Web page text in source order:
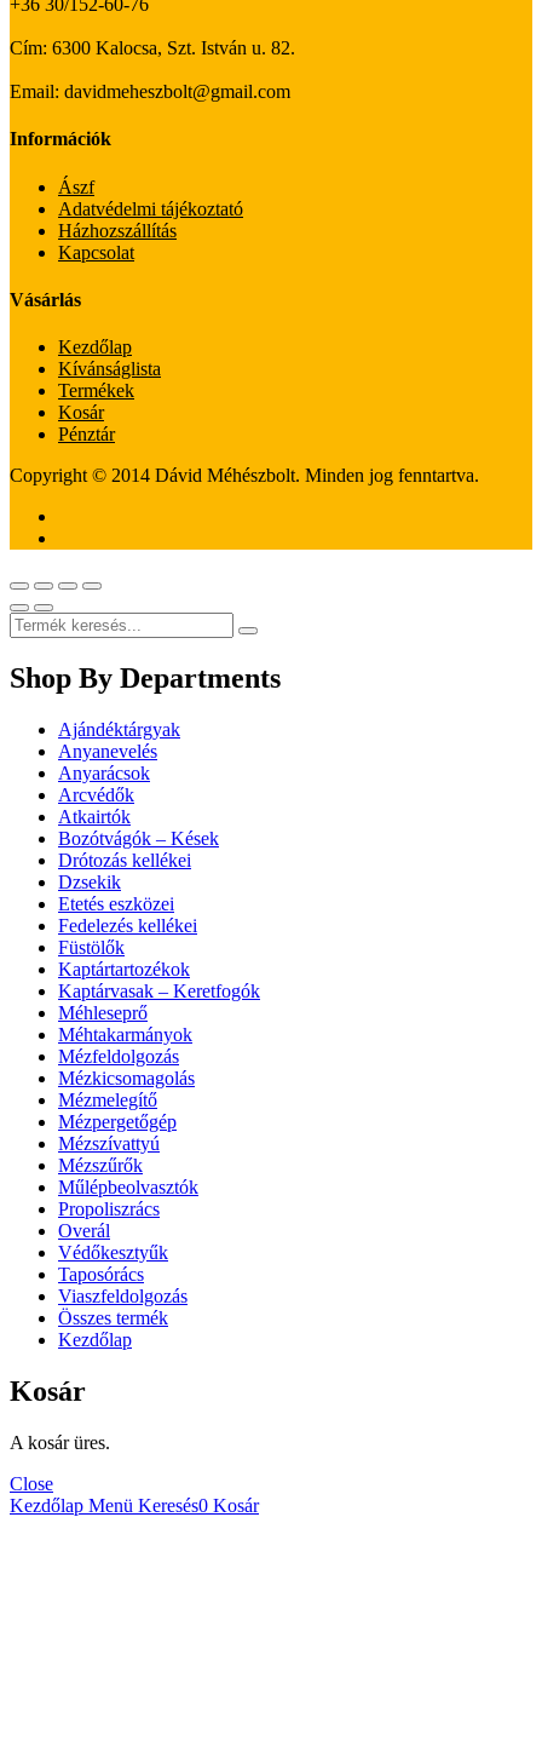
+36 30/152-60-76
Cím: 6300 Kalocsa, Szt. István u. 82.
Email: davidmeheszbolt@gmail.com
Információk
Ászf
Adatvédelmi tájékoztató
Házhozszállítás
Kapcsolat
Vásárlás
Kezdőlap
Kívánságlista
Termékek
Kosár
Pénztár
Copyright © 2014 Dávid Méhészbolt. Minden jog fenntartva.
Shop By Departments
Ajándéktárgyak
Anyanevelés
Anyarácsok
Arcvédők
Atkairtók
Bozótvágók – Kések
Drótozás kellékei
Dzsekik
Etetés eszközei
Fedelezés kellékei
Füstölők
Kaptártartozékok
Kaptárvasak – Keretfogók
Méhleseprő
Méhtakarmányok
Mézfeldolgozás
Mézkicsomagolás
Mézmelegítő
Mézpergetőgép
Mézszívattyú
Mézszűrők
Műlépbeolvasztók
Propoliszrács
Overál
Védőkesztyűk
Taposórács
Viaszfeldolgozás
Összes termék
Kezdőlap
Kosár
A kosár üres.
Close
Kezdőlap Menü Keresés0 Kosár